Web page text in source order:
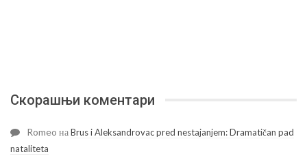
Скорашњи коментари
Romeo наBrus i Aleksandrovac pred nestajanjem: Dramatičan pad
nataliteta